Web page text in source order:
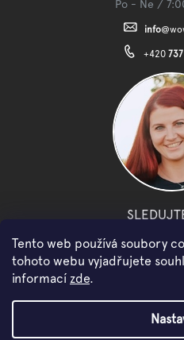
Tento web používá soubory
tohoto webu vyjadřujete
informací zde.
Po - Ne /
info@
+420
facebook